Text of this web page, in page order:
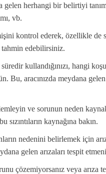
gelen herhangi bir belirtiyi
vb.
kontrol ederek, özellikle de
tahmin edebilirsiniz.
kullandığınızı, hangi
Bu, aracınızda meydana
ve sorunun neden
sızıntıların kaynağına bakın.
nedenini belirlemek için
gelen arızaları tespit
çözemiyorsanız veya arıza